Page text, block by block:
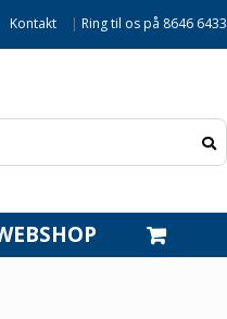
Kontakt | Ring til os på 8646 6433